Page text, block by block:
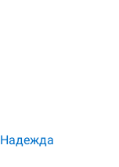
Надежда